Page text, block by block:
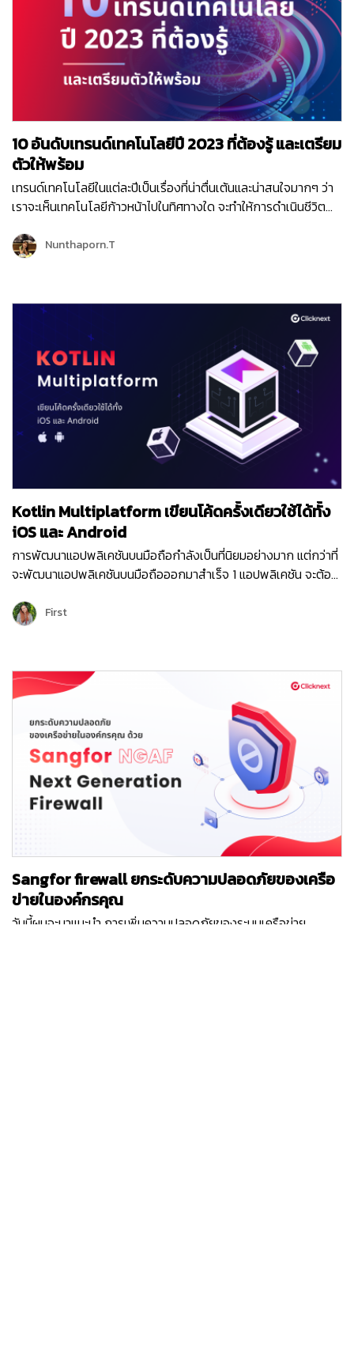
กว่า) รวมกับคำว่า “verse” (จักรวาล) หมายถึง “โลกเสมือนจริง”
เป็นโลกดิจิทัลที่ถูกสร้างขึ้นให้เหมือนจริง เหมือนเรากำลังอยู่อีกโลก
นึง แต่ใช้ชีวิตคล้ายกับอยู่บนโลกความเป็นจริง สร้างขึ้นมาจากการ
ผสานเทคโนโลยีที่หลากหลาย ทำให้เราสามารถโต้ตอบ และทำ
กิจกรรมต่างๆ ร่วมกับผู้อื่นที่อยู่อีกซีกโลกหนึ่งได้เหมือนอยู่ในห้อง
เดียวกัน เช่น การซื้อขาย, การประชุม, การอบรม, พบปะพูดคุย, ท่อง
เที่ยว, บันเทิง, ช้อปปิ้ง เป็นต้น โดยมีตัวตนดิจิตอลที่เรียกว่า Avatar
(อวตาร) ที่เป็นกราฟฟิก 3 มิติ เป็นตัวแทนของเราในการทำกิจกรรม
เหล่านั้นใน Metaverse ทำให้เกิดความรู้สึกสมจริงราวกับเราทำ
กิจกรรมนั้นเองในโลกแห่งความเป็นจริง Metaverse ใช้เทคโนโลยี
อะไรบ้าง ? โลกแบบ Metaverse สร้างขึ้นจากการผสมผสาน
จริงที่สุด โดยเทคโนโลยีหลักที่นำมาใช้ คือ Virtual World หรือ
Digital World Virtual Reality (VR) Augmented Reality (AR)
10 อันดับเทรนด์เทคโนโลยีปี 2023 ที่ต้องรู้ และเตรียม
ตัวให้พร้อม
เทรนด์เทคโนโลยีในแต่ละปีเป็นเรื่องที่น่าตื่นเต้นและน่าสนใจมากๆ ว่า
เราจะเห็นเทคโนโลยีก้าวหน้าไปในทิศทางใด จะทำให้การดำเนินชีวิต
เจ้าของธุรกิจ และผู้คน วางแผนว่าจะต้องเตรียมพร้อมเพื่อให้ก้าวทัน
เทคโนโลยีเหล่านี้อย่างไรบ้าง? ในปี 2023 นี้ จะมีเทคโนโลยีใดที่น่า
AI (Artificial intelligence) จะกลายเป็นส่วนสำคัญในการดำเนิน
ธุรกิจขององค์กรต่างๆ และสามารถสร้าง AI Solutions ขึ้นมาใช้
ประโยชน์ได้ง่ายๆ ด้วยวิธี Drag-and-drop โดยไม่ต้องเขียน Code
(No-code AI) ให้ยุ่งยาก จึงทำให้ธุรกิจต่างๆ สามารถพัฒนา
ผลิตภัณฑ์และบริการที่ชาญฉลาดยิ่งขึ้นด้วยพลังของ AI ตัวอย่าง
การนำ AI ไปใช้ บริษัท Stitch Fix ซึ่งทำธุรกิจค้าปลีกในสหรัฐอเมริกา
และสหราชอาณาจักร เป็นหนึ่งในธุรกิจที่นำ AI ไปใช้แล้ว โดยใช้ AI
แนะนำเครื่องแต่งกายที่มีขนาดและรสนิยมตรงกับความต้องการของ
ลูกค้า ในปี 2023 การช้อปปิ้งและการจัดส่งแบบไร้การสัมผัส จะเป็นเท
รนด์ที่ได้รับความนิยมอย่างมาก และ AI ก็จะเป็นเครื่องมือสำคัญที่ช่วย
ให้ผู้บริโภคสามารถชำระเงิน รับสินค้า และบริการต่างๆ ได้ง่ายขึ้น AI
จะเข้าไปอยู่ในเกือบทุกกระบวนการทางธุรกิจในอุตสาหกรรมต่างๆ
เพิ่มมากขึ้น เช่น ธุรกิจค้าปลีก มีแนวโน้มที่จะใช้ AI เข้ามาบริหาร
จัดการสินค้าคงคลังให้เป็นแบบอัตโนมัติมากขึ้น ประกอบกับ
Convenience trends หรือเทรนด์ที่เน้นความสะดวกสบาย เช่น การ
Buy-online-pickup-at-curbside (BOPAC) คือ รูปแบบที่ลูกค้า
เลือกซื้อสินค้าผ่านช่องทางออนไลน์ และไปรับสินค้าที่ร้านค้าด้วย
pickup-in-store (BOPIS) คือ รูปแบบที่ลูกค้าเลือกซื้อสินค้าผ่าน
ช่องทางออนไลน์ และไปรับสินค้าที่หน้าร้านค้าด้วยตนเอง Buy-
online-return-in-store (BORIS) คือ รูปแบบที่ลูกค้าเลือกซื้อสินค้า
ผ่านช่องทางออนไลน์ และรอสินค้าจัดส่งมาให้ที่บ้าน และหากลูกค้าไม่
พอใจในตัวสินค้า ก็สามารถนำสินค้ามาส่งคืนที่หน้าร้านได้ AI จะเป็น
กลไกที่อยู่เบื้องหลังของการจัดส่งสินค้าโดยอัตโนมัติเหล่านี้…
Nunthaporn.T
Kotlin Multiplatform เขียนโค้ดครั้งเดียวใช้ได้ทั้ง
iOS และ Android
การพัฒนาแอปพลิเคชันบนมือถือกำลังเป็นที่นิยมอย่างมาก แต่กว่าที่
จะพัฒนาแอปพลิเคชันบนมือถือออกมาสำเร็จ 1 แอปพลิเคชัน จะต้อง
สำหรับระบบปฏิบัติการ iOS แต่ในปัจจุบันเราสามารถนำ Kotlin
Multiplatform มาช่วยลดระยะเวลา และเพิ่มประสิทธิภาพในการ
Kotlin Multiplatform คือ SDK ของ Kotlin ที่ทำให้ผู้พัฒนาสามารถ
เขียนในส่วนของ Application Logic และนำไปใช้ได้กับทั้ง Android
และ iOS โดยจะใช้ Android Studio เป็นเครื่องมือในการพัฒนา แต่
สำหรับการ Compile เพื่อนำไปใช้ต่อบน iOS ก็ยังจำเป็นต้องมี
XCode อยู่ในเครื่องเดียวกัน ทำให้การใช้ Kotlin Multiplatform จะ
ยังคงพัฒนาได้บนเครื่อง MacOS เท่านั้น สิ่งที่สามารถเขียนใน
Kotlin Multiplatform ได้เช่น การเขียน Logic ต่างๆภายใน
Application การเรียกเซอร์วิสต่างๆ และจัดการข้อมูลที่ได้รับมาให้
อยู่ในรูปแบบพร้อมใช้งาน การจัดเก็บและเรียกใช้งานข้อมูลในฐาน
ข้อมูล การกำหนดการตั้งค่าต่างๆในแอปพลิเคชัน เขียน Unit Test
เพื่อทดสอบความถูกต้องในการเขียน ข้อดี ? ลดต้นทุน จำนวนคน
และระยะเวลาในการพัฒนาโดยการเขียนครั้งเดียวและ Compile มา
เป็น .jar และ .framework เพื่อให้ iOS และ Android นำมาใช้งานต่อ
ได้ ทำให้เราแยกโค้ดในส่วนของ Application Logic และส่วนแสดง
First
Sangfor firewall ยกระดับความปลอดภัยของเครือ
ข่ายในองค์กรคุณ
วันนี้ผมจะมาแนะนำ การเพิ่มความปลอดภัยของระบบเครือข่าย